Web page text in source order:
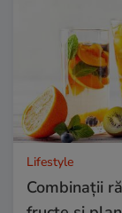
Lifestyle
Combinaţii